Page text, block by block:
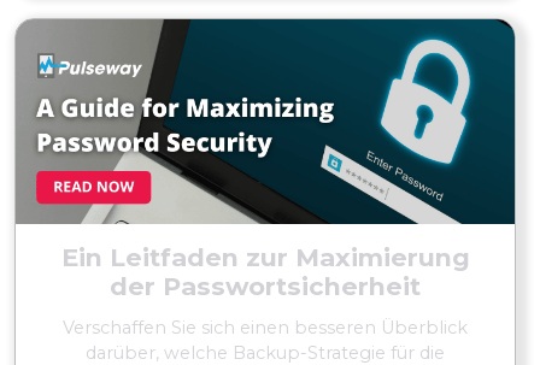
Ein Leitfaden zur Maximierung
der Passwortsicherheit
Verschaffen Sie sich einen besseren Überblick
darüber, welche Backup-Strategie für die